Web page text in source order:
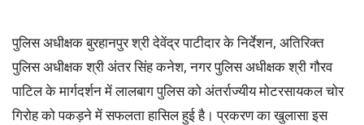
पुलिस अधीक्षक बुरहानपुर श्री देवेंद्र पाटीदार के निर्देशन, अतिरिक्त
पुलिस अधीक्षक श्री अंतर सिंह कनेश, नगर पुलिस अधीक्षक श्री गौरव
पाटिल के मार्गदर्शन में लालबाग पुलिस को अंतर्राज्यीय मोटरसायकल चोर
गिरोह को पकड़ने में सफलता हासिल हुई है। प्रकरण का खुलासा इस